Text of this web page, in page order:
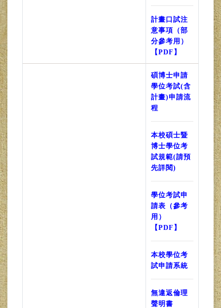
計畫口試注
意事項（部
分參考用）
【PDF】
碩博士申請
學位考試(含
計畫)申請流
程
本校碩士暨
博士學位考
試規範(請預
先詳閱)
學位考試申
請表（參考
用）
【PDF】
本校學位考
試申請系統
無違返倫理
聲明書